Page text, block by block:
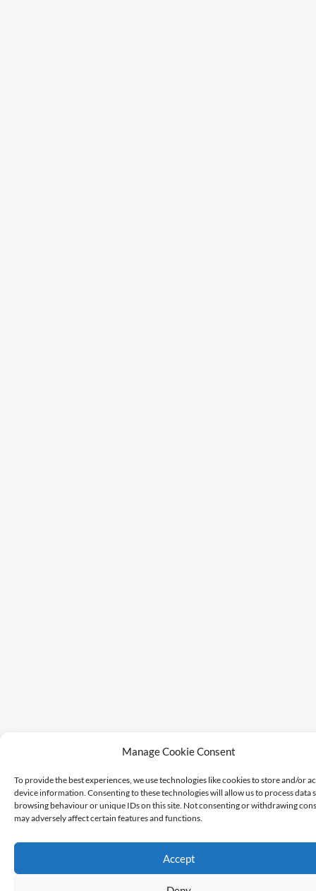
Manage Cookie Consent
To provide the best experiences, we use technologies like cookies to store and/or
device information. Consenting to these technologies will allow us to process data
browsing behaviour or unique IDs on this site. Not consenting or withdrawing
may adversely affect certain features and functions.
Accept